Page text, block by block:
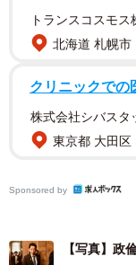
トランスコスモス
北海道 札幌市
クリニックでの
株式会社シバスタ
東京都 大田区
Sponsored by
【写真】政